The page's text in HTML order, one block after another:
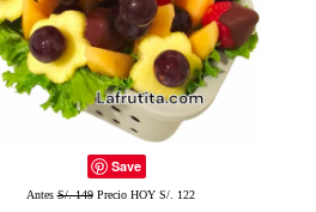
Save
AntesS/. 149Precio HOY S/. 122